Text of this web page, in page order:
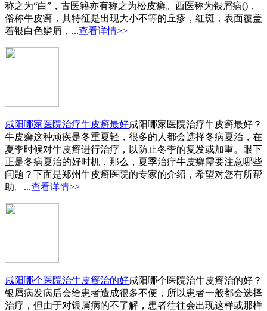
称之为“白”，古医籍亦有称之为松皮癣。西医称为银屑病()，
俗称牛皮癣，其特征是出现大小不等的丘疹，红斑，表面覆盖
着银白色鳞屑，...查看详情>>
咸阳哪家医院治疗牛皮癣最好咸阳哪家医院治疗牛皮癣最好？
牛皮癣这种顽疾是冬重夏轻，很多的人都会选择冬病夏治，在
夏季时候对牛皮癣进行治疗，以防止冬季的复发或加重。眼下
正是冬病夏治的好时机，那么，夏季治疗牛皮癣需要注意哪些
问题？下面是郑州牛皮癣医院的专家的介绍，希望对您有所帮
助。...查看详情>>
咸阳哪个医院治牛皮癣治的好咸阳哪个医院治牛皮癣治的好？
银屑病发病后会给患者造成很多不便，所以患者一般都会选择
治疗，但由于对银屑病的不了解，患者往往会出现这样或那样